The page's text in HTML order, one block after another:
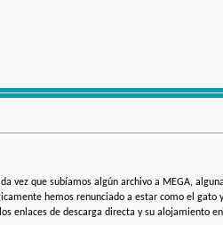
vez que subíamos algún archivo a MEGA,
hemos renunciado a estar como el gato
enlaces de descarga directa y su alojamiento